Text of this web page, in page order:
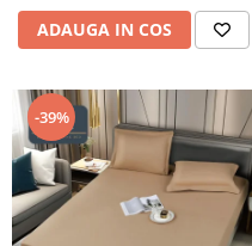
ADAUGA IN COS
-39%